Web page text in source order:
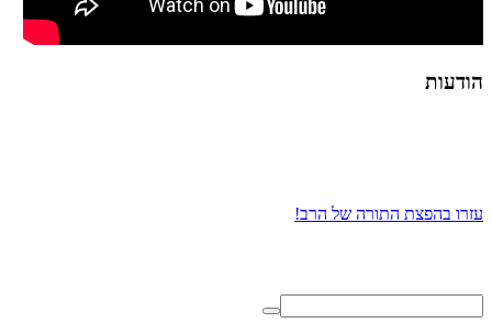
הודעות
עזרו בהפצת התורה של הרב!